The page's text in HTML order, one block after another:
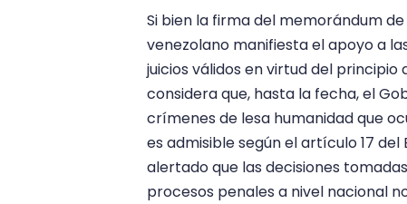
Si bien la firma del memorándum
venezolano manifiesta el apoyo a
juicios válidos en virtud del
considera que, hasta la fecha, el
crímenes de lesa humanidad que
es admisible según el artículo 17
alertado que las decisiones
procesos penales a nivel nacional